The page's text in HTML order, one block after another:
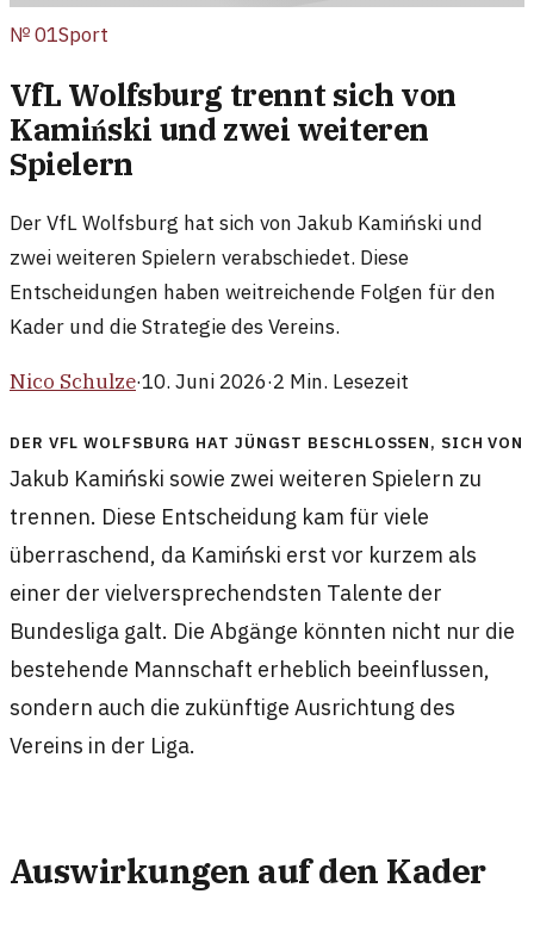
№01Sport
VfL Wolfsburg trennt sich von
Kamiński und zwei weiteren
Spielern
Der VfL Wolfsburg hat sich von Jakub Kamiński und
zwei weiteren Spielern verabschiedet. Diese
Entscheidungen haben weitreichende Folgen für den
Kader und die Strategie des Vereins.
Nico Schulze·10. Juni 2026·2 Min. Lesezeit
Der VfL Wolfsburg hat jüngst beschlossen, sich von
Jakub Kamiński sowie zwei weiteren Spielern zu
trennen. Diese Entscheidung kam für viele
überraschend, da Kamiński erst vor kurzem als
einer der vielversprechendsten Talente der
Bundesliga galt. Die Abgänge könnten nicht nur die
bestehende Mannschaft erheblich beeinflussen,
sondern auch die zukünftige Ausrichtung des
Vereins in der Liga.
Auswirkungen auf den Kader